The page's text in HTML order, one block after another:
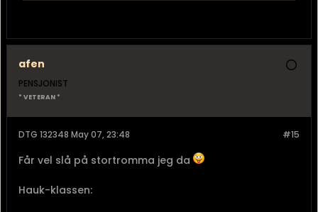
afen
PENSJONIST
* VETERAN *
#15
DTG 132348 May 07, 23:48
Får vel slå på stortromma jeg da
Hauk-klassen: